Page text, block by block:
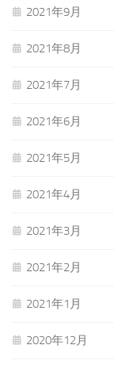
2021年9月
2021年8月
2021年7月
2021年6月
2021年5月
2021年4月
2021年3月
2021年2月
2021年1月
2020年12月